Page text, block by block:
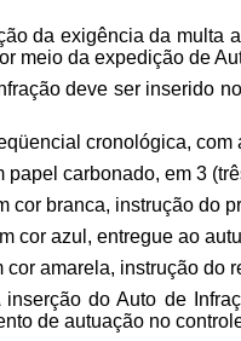
da exigência da multa
meio da expedição de
deve ser inserido
cronológica,
papel carbonado, em 3
cor branca, instrução do
cor azul, entregue ao
cor amarela, instrução do
inserção do Auto de
de autuação no